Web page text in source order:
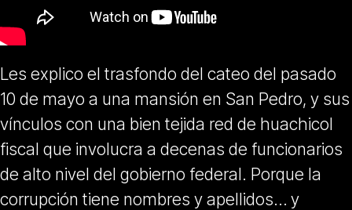
Les explico el trasfondo del cateo del pasado
10 de mayo a una mansión en San Pedro, y sus
vínculos con una bien tejida red de huachicol
fiscal que involucra a decenas de funcionarios
de alto nivel del gobierno federal. Porque la
corrupción tiene nombres y apellidos… y